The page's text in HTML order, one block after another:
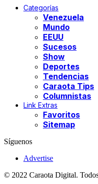
Categorías
Venezuela
Mundo
EEUU
Sucesos
Show
Deportes
Tendencias
Caraota Tips
Columnistas
Link Extras
Favoritos
Sitemap
Síguenos
Advertise
© 2022 Caraota Digital.